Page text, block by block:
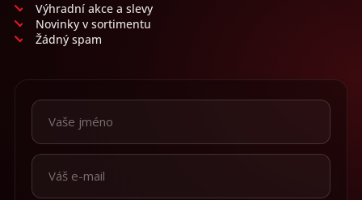
Výhradní akce a slevy
Novinky v sortimentu
Žádný spam